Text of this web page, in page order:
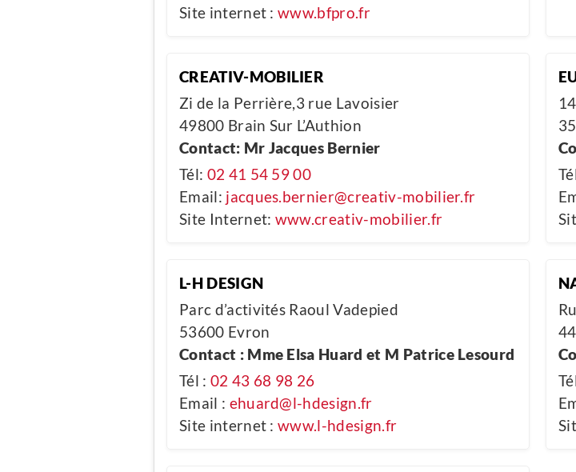
Site internet :www.bfpro.fr
CREATIV-MOBILIER
Zi de la Perrière,3 rue Lavoisier
49800 Brain Sur L’Authion
Contact: Mr Jacques Bernier
Tél: 02 41 54 59 00
Email: jacques.bernier@creativ-mobilier.fr
Site Internet: www.creativ-mobilier.fr
L-H DESIGN
Parc d’activités Raoul Vadepied
53600 Evron
Contact : Mme Elsa Huard et M Patrice Lesourd
Tél : 02 43 68 98 26
Email : ehuard@l-hdesign.fr
Site internet :www.l-hdesign.fr